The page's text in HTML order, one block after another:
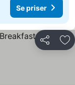
Se priser
Del